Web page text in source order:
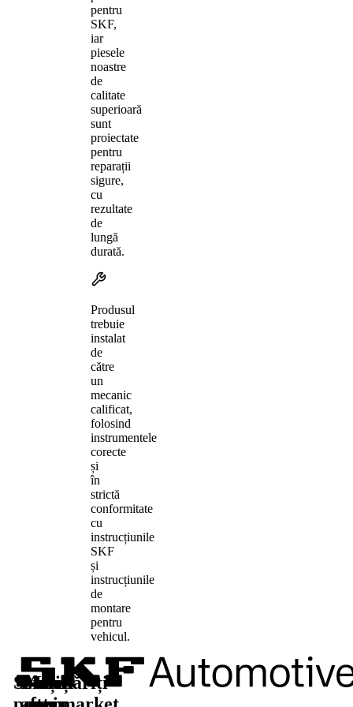
pentru
SKF,
iar
piesele
noastre
de
calitate
superioară
sunt
proiectate
pentru
reparații
sigure,
cu
rezultate
de
lungă
durată.
Produsul
trebuie
instalat
de
către
un
mecanic
calificat,
folosind
instrumentele
corecte
și
în
strictă
conformitate
cu
instrucțiunile
SKF
și
instrucțiunile
de
montare
pentru
vehicul.
Soluții
Piese
Aflați
Urmăriți-